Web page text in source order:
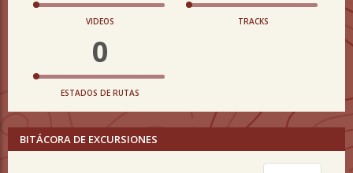
VIDEOS TRACKS
0
ESTADOS DE RUTAS
BITÁCORA DE EXCURSIONES